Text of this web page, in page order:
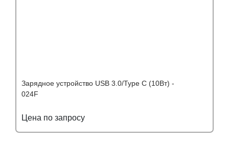
Зарядное устройство USB 3.0/Type C (10Вт) -
024F
Цена по запросу